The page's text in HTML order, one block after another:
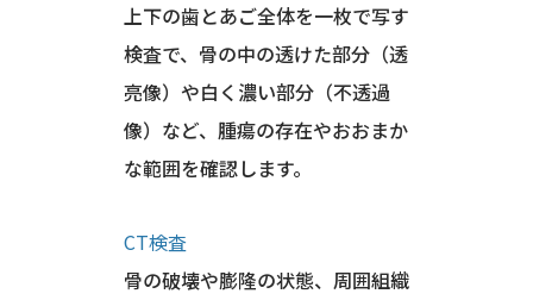
上下の歯とあご全体を一枚で写す
検査で、骨の中の透けた部分（透
亮像）や白く濃い部分（不透過
像）など、腫瘍の存在やおおまか
な範囲を確認します。
CT検査
骨の破壊や膨隆の状態、周囲組織